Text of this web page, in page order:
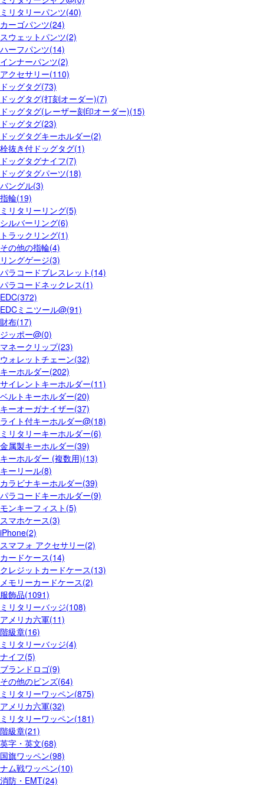
ミリタリーパンツ(40)
カーゴパンツ(24)
スウェットパンツ(2)
ハーフパンツ(14)
インナーパンツ(2)
アクセサリー(110)
ドッグタグ(73)
ドッグタグ(打刻オーダー)(7)
ドッグタグ(レーザー刻印オーダー)(15)
ドッグタグ(23)
ドッグタグキーホルダー(2)
栓抜き付ドッグタグ(1)
ドッグタグナイフ(7)
ドッグタグパーツ(18)
バングル(3)
指輪(19)
ミリタリーリング(5)
シルバーリング(6)
トラックリング(1)
その他の指輪(4)
リングゲージ(3)
パラコードブレスレット(14)
パラコードネックレス(1)
EDC(372)
EDCミニツール@(91)
財布(17)
ジッポー@(0)
マネークリップ(23)
ウォレットチェーン(32)
キーホルダー(202)
サイレントキーホルダー(11)
ベルトキーホルダー(20)
キーオーガナイザー(37)
ライト付キーホルダー@(18)
ミリタリーキーホルダー(6)
金属製キーホルダー(39)
キーホルダー (複数用)(13)
キーリール(8)
カラビナキーホルダー(39)
パラコードキーホルダー(9)
モンキーフィスト(5)
スマホケース(3)
iPhone(2)
スマフォ アクセサリー(2)
カードケース(14)
クレジットカードケース(13)
メモリーカードケース(2)
服飾品(1091)
ミリタリーバッジ(108)
アメリカ六軍(11)
階級章(16)
ミリタリーバッジ(4)
ナイフ(5)
ブランドロゴ(9)
その他のピンズ(64)
ミリタリーワッペン(875)
アメリカ六軍(32)
ミリタリーワッペン(181)
階級章(21)
英字・英文(68)
国旗ワッペン(98)
ナム戦ワッペン(10)
消防・EMT(24)